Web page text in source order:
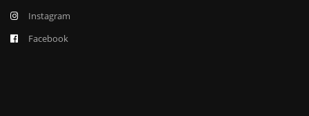
Instagram
Facebook